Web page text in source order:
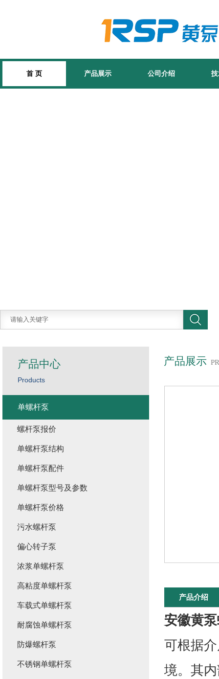
首 页 产品展示 公司介绍
产品展示
产品介绍
安徽黄
可根据
境。其
产品中心
Products
单螺杆泵
螺杆泵报价
单螺杆泵结构
单螺杆泵配件
单螺杆泵型号及参数
单螺杆泵价格
污水螺杆泵
偏心转子泵
浓浆单螺杆泵
高粘度单螺杆泵
车载式单螺杆泵
耐腐蚀单螺杆泵
防爆螺杆泵
不锈钢单螺杆泵